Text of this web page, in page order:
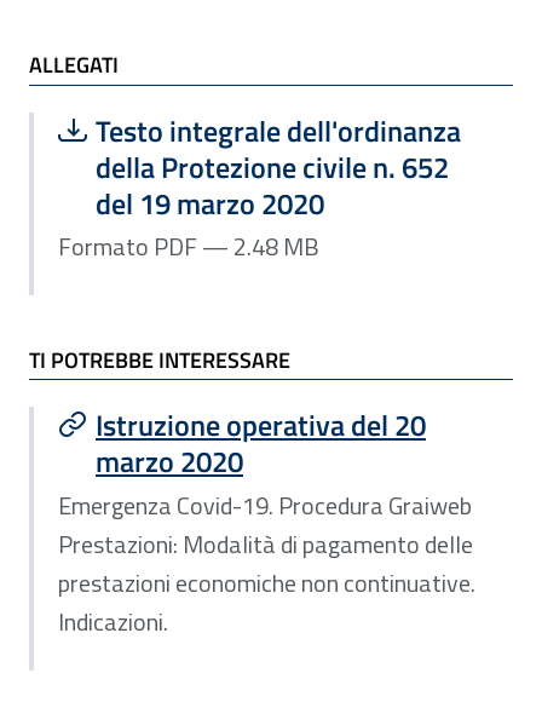
ALLEGATI e TI POTREBBE INTERESSARE
ALLEGATI
Scarica file:
Testo integrale dell'ordinanza
della Protezione civile n. 652
del 19 marzo 2020
Formato PDF — Dimensione 2.48 MB
Formato PDF — 2.48 MB
TI POTREBBE INTERESSARE
Istruzione operativa del 20
marzo 2020
Emergenza Covid-19. Procedura Graiweb
Prestazioni: Modalità di pagamento delle
prestazioni economiche non continuative.
Indicazioni.